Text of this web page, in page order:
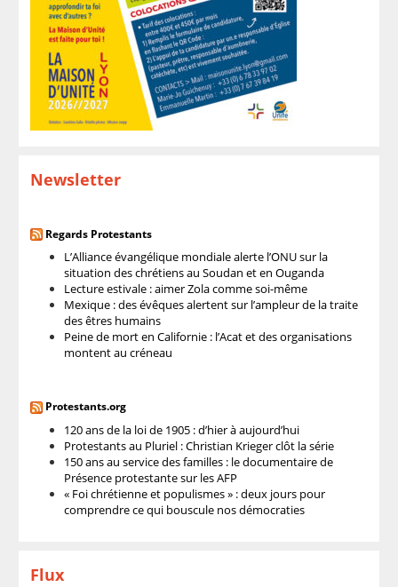
Newsletter
Regards Protestants
L’Alliance évangélique mondiale alerte l’ONU sur la
situation des chrétiens au Soudan et en Ouganda
Lecture estivale : aimer Zola comme soi-même
Mexique : des évêques alertent sur l’ampleur de la traite
des êtres humains
Peine de mort en Californie : l’Acat et des organisations
montent au créneau
Protestants.org
120 ans de la loi de 1905 : d’hier à aujourd’hui
Protestants au Pluriel : Christian Krieger clôt la série
150 ans au service des familles : le documentaire de
Présence protestante sur les AFP
« Foi chrétienne et populismes » : deux jours pour
comprendre ce qui bouscule nos démocraties
Flux